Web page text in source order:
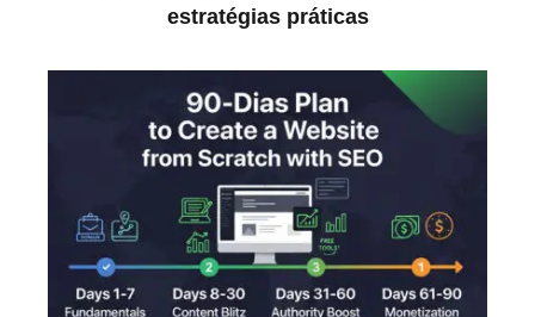
estratégias práticas